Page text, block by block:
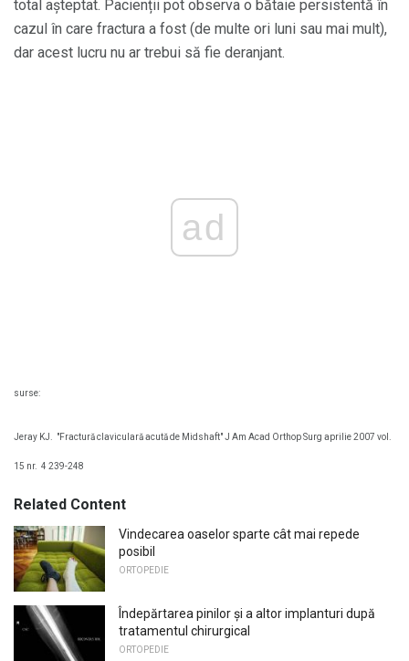
total așteptat. Pacienții pot observa o bătaie persistentă în
cazul în care fractura a fost (de multe ori luni sau mai mult),
dar acest lucru nu ar trebui să fie deranjant.
ad
surse:
Jeray KJ. "Fractură claviculară acută de Midshaft" J Am Acad Orthop Surg aprilie 2007 vol.
15 nr. 4 239-248
Related Content
Vindecarea oaselor sparte cât mai repede
posibil
ORTOPEDIE
Îndepărtarea pinilor și a altor implanturi după
tratamentul chirurgical
ORTOPEDIE